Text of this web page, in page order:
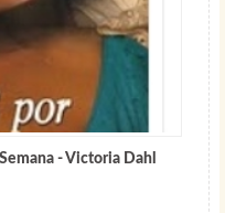
- Victoria Dahl